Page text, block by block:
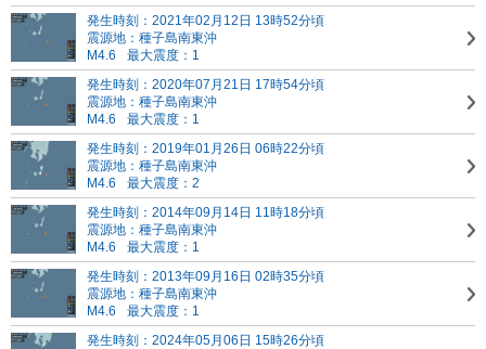
発生時刻：2021年02月12日 13時52分頃
震源地：種子島南東沖
M4.6
最大震度：1
発生時刻：2020年07月21日 17時54分頃
震源地：種子島南東沖
M4.6
最大震度：1
発生時刻：2019年01月26日 06時22分頃
震源地：種子島南東沖
M4.6
最大震度：2
発生時刻：2014年09月14日 11時18分頃
震源地：種子島南東沖
M4.6
最大震度：1
発生時刻：2013年09月16日 02時35分頃
震源地：種子島南東沖
M4.6
最大震度：1
発生時刻：2024年05月06日 15時26分頃